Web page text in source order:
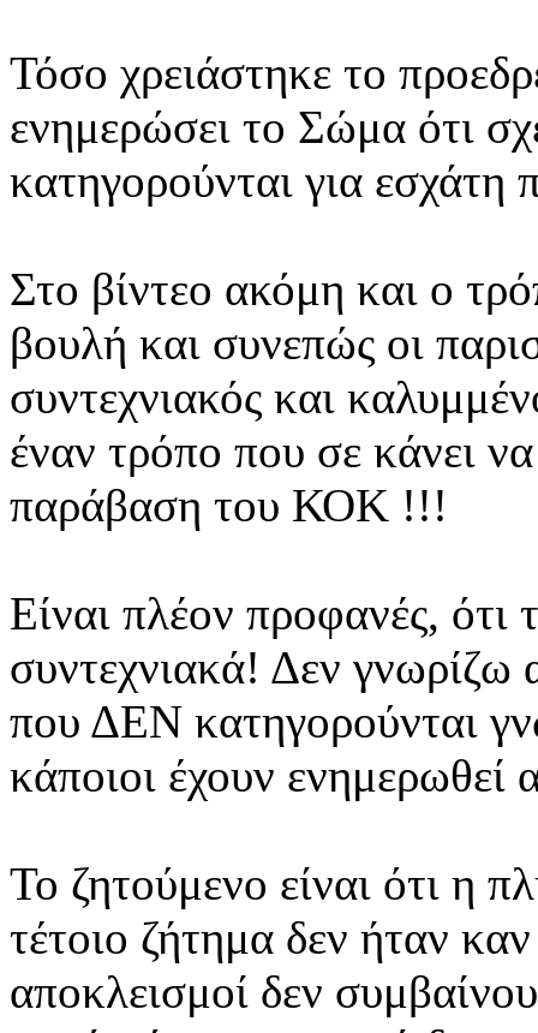
Τόσο χρειάστηκε το
ενημερώσει το Σώμα ότι
κατηγορούνται για εσχάτη
Στο βίντεο ακόμη και ο
βουλή και συνεπώς οι
συντεχνιακός και
έναν τρόπο που σε κάνει
παράβαση του ΚΟΚ !!!
Είναι πλέον προφανές, ότι
συντεχνιακά! Δεν γνωρίζω
που ΔΕΝ κατηγορούνται
κάποιοι έχουν ενημερωθεί
Το ζητούμενο είναι ότι η
τέτοιο ζήτημα δεν ήταν
αποκλεισμοί δεν